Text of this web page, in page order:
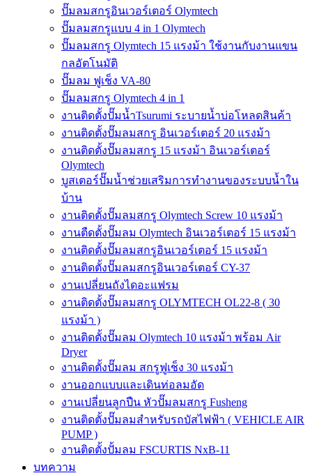
ปั๊มลมสกรูอินเวอร์เตอร์ Olymtech
ปั๊มลมสกรูแบบ 4 in 1 Olymtech
ปั๊มลมสกรู Olymtech 15 แรงม้า ใช้งานกับงานแขน
กลอัตโนมัติ
ปั๊มลม ฟูเช็ง VA-80
ปั๊มลมสกรู Olymtech 4 in 1
งานติดตั้งปั๊มน้ำTsurumi ระบายน้ำบ่อโหลดสินค้า
งานติดตั้งปั๊มลมสกรู อินเวอร์เตอร์ 20 แรงม้า
งานติดตั้งปั๊มลมสกรู 15 แรงม้า อินเวอร์เตอร์
Olymtech
บูสเตอร์ปั๊มน้ำช่วยเสริมการทำงานของระบบน้ำใน
บ้าน
งานติดตั้งปั๊มลมสกรู Olymtech Screw 10 แรงม้า
งานตืดตั้งปั๊มลม Olymtech อินเวอร์เตอร์ 15 แรงม้า
งานติดตั้งปั๊มลมสกรูอินเวอร์เตอร์ 15 แรงม้า
งานติดตั้งปั๊มลมสกรูอินเวอร์เตอร์ CY-37
งานเปลี่ยนถังไดอะแฟรม
งานติดตั้งปั๊มลมสกรู OLYMTECH OL22-8 ( 30
แรงม้า )
งานติดตั้งปั๊มลม Olymtech 10 แรงม้า พร้อม Air
Dryer
งานติดตั้งปั๊มลม สกรูฟูเช็ง 30 แรงม้า
งานออกแบบและเดินท่อลมอัด
งานเปลี่ยนลูกปืน หัวปั๊มลมสกรู Fusheng
งานติดตั้งปั๊มลมสำหรับรถบัสไฟฟ้า ( VEHICLE AIR
PUMP )
งานติดตั้งปั้มลม FSCURTIS NxB-11
บทความ